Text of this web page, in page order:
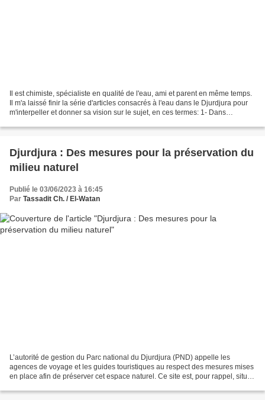
Il est chimiste, spécialiste en qualité de l'eau, ami et parent en même temps.
Il m'a laissé finir la série d'articles consacrés à l'eau dans le Djurdjura pour
m'interpeller et donner sa vision sur le sujet, en ces termes: 1- Dans
Djurdjura : Des mesures pour la préservation du
milieu naturel
Publié le 03/06/2023 à 16:45
Par Tassadit Ch. / El-Watan
L’autorité de gestion du Parc national du Djurdjura (PND) appelle les
agences de voyage et les guides touristiques au respect des mesures mises
en place afin de préserver cet espace naturel. Ce site est, pour rappel, situé